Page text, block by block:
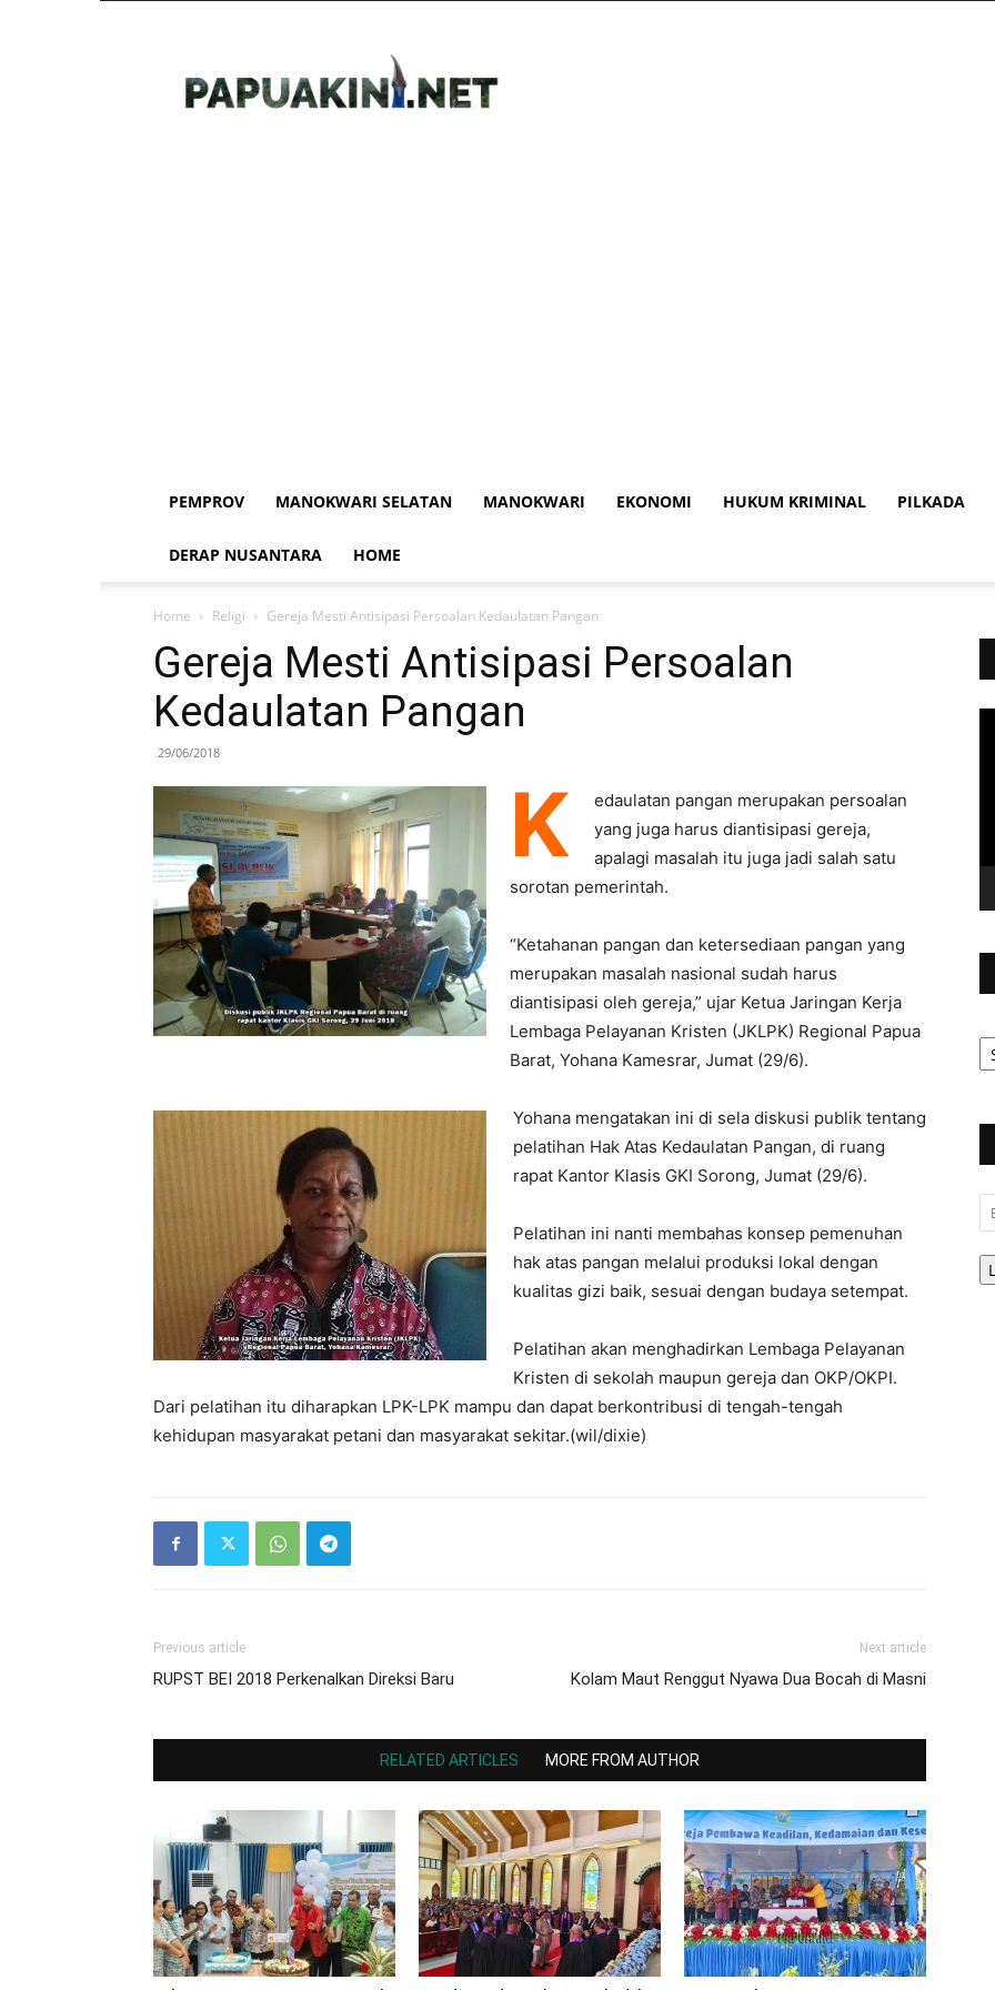
PEMPROV MANOKWARI SELATAN MANOKWARI EKONOMI HUKUM KRIMINAL PILKADA
DERAP NUSANTARA HOME
Home Religi Gereja Mesti Antisipasi Persoalan Kedaulatan Pangan
Gereja Mesti Antisipasi Persoalan
Kedaulatan Pangan
29/06/2018
K
edaulatan pangan merupakan persoalan
yang juga harus diantisipasi gereja,
apalagi masalah itu juga jadi salah satu
sorotan pemerintah.
“Ketahanan pangan dan ketersediaan pangan yang
merupakan masalah nasional sudah harus
diantisipasi oleh gereja,” ujar Ketua Jaringan Kerja
Lembaga Pelayanan Kristen (JKLPK) Regional Papua
Barat, Yohana Kamesrar, Jumat (29/6).
Yohana mengatakan ini di sela diskusi publik tentang
pelatihan Hak Atas Kedaulatan Pangan, di ruang
rapat Kantor Klasis GKI Sorong, Jumat (29/6).
Pelatihan ini nanti membahas konsep pemenuhan
hak atas pangan melalui produksi lokal dengan
kualitas gizi baik, sesuai dengan budaya setempat.
Pelatihan akan menghadirkan Lembaga Pelayanan
Kristen di sekolah maupun gereja dan OKP/OKPI.
Dari pelatihan itu diharapkan LPK-LPK mampu dan dapat berkontribusi di tengah-tengah
kehidupan masyarakat petani dan masyarakat sekitar.(wil/dixie)
Previous article
RUPST BEI 2018 Perkenalkan Direksi Baru
Next article
Kolam Maut Renggut Nyawa Dua Bocah di Masni
RELATED ARTICLES MORE FROM AUTHOR